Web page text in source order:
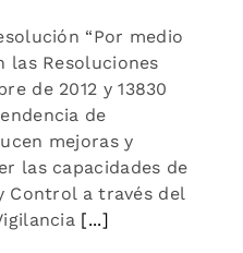
“Por medio
las Resoluciones
de 2012 y 13830
de
mejoras y
las capacidades de
Control a través del
[...]